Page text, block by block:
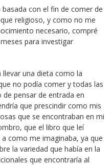
con el fin de comer de
religioso, y como no me
necesario, compré
para investigar
una dieta como la
no podía comer y todas las
pensar de entrada en
que prescindir como mis
que se encontraban en mi
que el libro que leí
como me imaginaba, ya que
la variedad que había en la
que encontraría al